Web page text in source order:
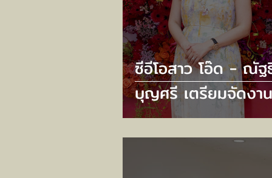
ซีอีโอสาว โอ๊ด - ณัฐ
บุญศรี เตรียมจัดงา
ยิ่งใหญ่ กับ
78TH